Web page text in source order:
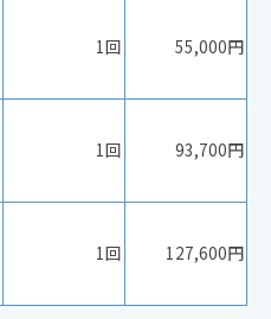
1回 55,000円
1回 93,700円
1回 127,600円